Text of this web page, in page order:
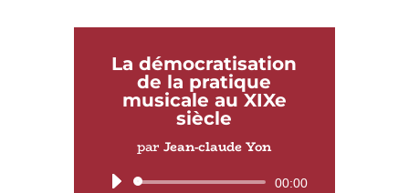
La démocratisation
de la pratique
musicale au XIXe
siècle
parJean-claude Yon
Lecteur
00:00